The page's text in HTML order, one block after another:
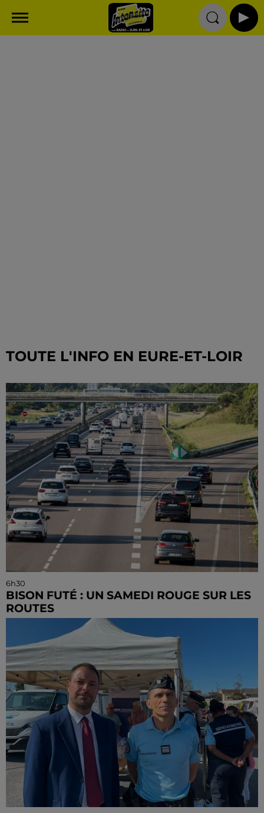
TOUTE L'INFO EN EURE-ET-LOIR
6h30
BISON FUTÉ : UN SAMEDI ROUGE SUR LES
ROUTES
C'est l'un des week-ends les plus chargés de l'été,
avec des départs aussi importants que les retours.